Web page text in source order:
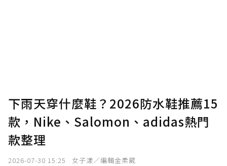
確認送出
下雨天穿什麼鞋？2026防水鞋推薦15
款，Nike、Salomon、adidas熱門
款整理
2026-07-30 15:25 女子漾／編輯金柔葳